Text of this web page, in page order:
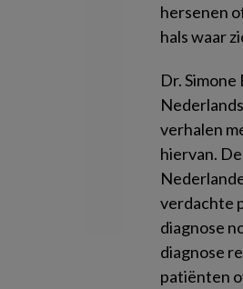
hersenen
hals waar
Dr.
verhalen
hiervan.
verdachte
diagnose
diagnose
patiënten